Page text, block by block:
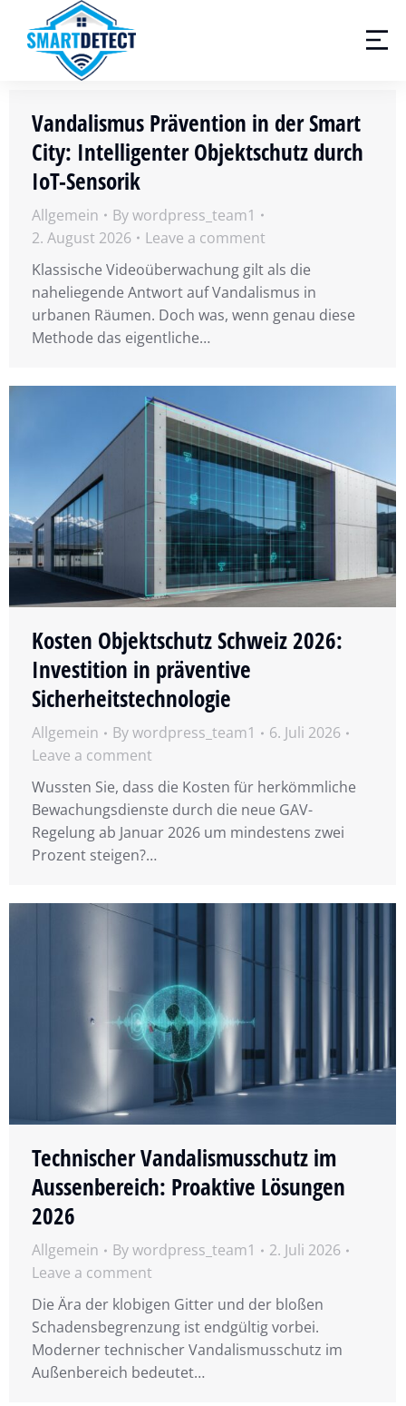
Vandalismus Prävention in der Smart
City: Intelligenter Objektschutz durch
IoT-Sensorik
Allgemein Bywordpress_team1
2. August 2026
Leave a comment
Klassische Videoüberwachung gilt als die
naheliegende Antwort auf Vandalismus in
urbanen Räumen. Doch was, wenn genau diese
Methode das eigentliche…
Kosten Objektschutz Schweiz 2026:
Investition in präventive
Sicherheitstechnologie
Allgemein Bywordpress_team1
6. Juli 2026
Leave a comment
Wussten Sie, dass die Kosten für herkömmliche
Bewachungsdienste durch die neue GAV-
Regelung ab Januar 2026 um mindestens zwei
Prozent steigen?…
Technischer Vandalismusschutz im
Aussenbereich: Proaktive Lösungen
2026
Allgemein Bywordpress_team1
2. Juli 2026
Leave a comment
Die Ära der klobigen Gitter und der bloßen
Schadensbegrenzung ist endgültig vorbei.
Moderner technischer Vandalismusschutz im
Außenbereich bedeutet…